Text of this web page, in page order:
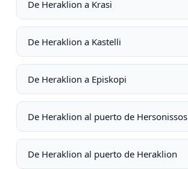
De Heraklion a Krasi
De Heraklion a Kastelli
De Heraklion a Episkopi
De Heraklion al puerto de Hersonissos
De Heraklion al puerto de Heraklion